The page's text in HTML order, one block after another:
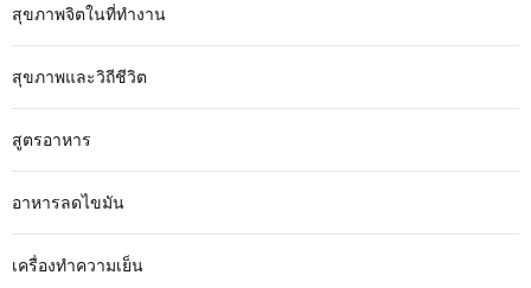
สุขภาพจิตในที่ทำงาน
สุขภาพและวิถีชีวิต
สูตรอาหาร
อาหารลดไขมัน
เครื่องทำความเย็น